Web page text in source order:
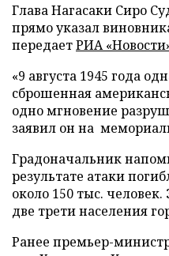
Глава Нагасаки Сиро
прямо указал
передаетРИА
«9 августа 1945 года
сброшенная
одно мгновение
заявил он на
Градоначальник
результате атаки
около 150 тыс.
две трети населения
Ранее премьер-